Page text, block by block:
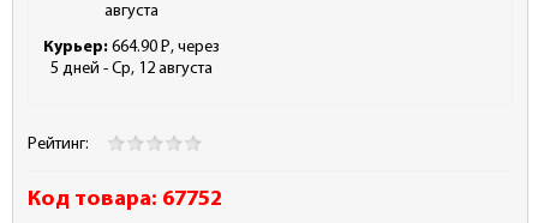
августа
Курьер: 664.90 Р
- , через
5 дней - Ср, 12 августа
Рейтинг:
Код товара: 67752